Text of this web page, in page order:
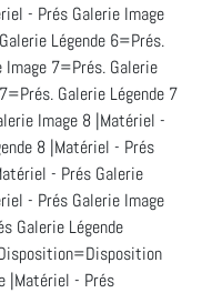
- Prés Galerie Image
Légende 6=Prés.
Image 7=Prés. Galerie
Galerie Légende 7
Image 8 |Matériel -
8 |Matériel - Prés
- Prés Galerie
- Prés Galerie Image
Galerie Légende
|Matériel - Prés